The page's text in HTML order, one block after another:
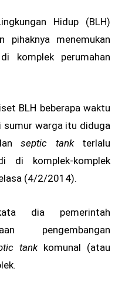
Hidup (BLH)
pihaknya menemukan
komplek perumahan
BLH beberapa waktu
sumur warga itu diduga
septic tankterlalu
di komplek-komplek
(4/2/2014).
dia pemerintah
pengembangan
tankkomunal (atau